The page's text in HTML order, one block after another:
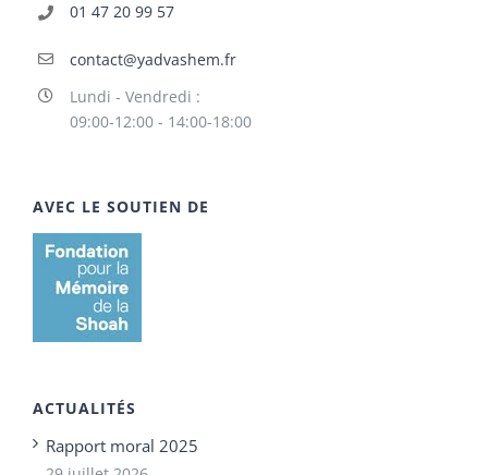
01 47 20 99 57
contact@yadvashem.fr
Lundi - Vendredi :
09:00-12:00 - 14:00-18:00
AVEC LE SOUTIEN DE
ACTUALITÉS
Rapport moral 2025